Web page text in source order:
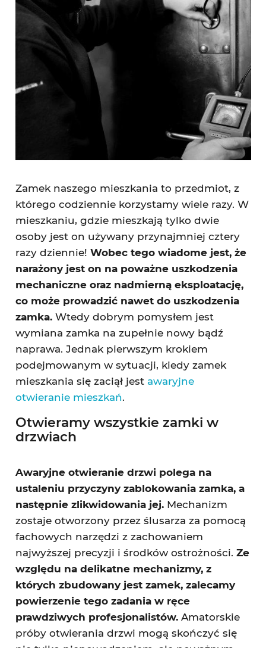
Zamek naszego mieszkania to przedmiot, z
którego codziennie korzystamy wiele razy. W
mieszkaniu, gdzie mieszkają tylko dwie
osoby jest on używany przynajmniej cztery
razy dziennie! Wobec tego wiadome jest, że
narażony jest on na poważne uszkodzenia
mechaniczne oraz nadmierną eksploatację,
co może prowadzić nawet do uszkodzenia
zamka.Wtedy dobrym pomysłem jest
wymiana zamka na zupełnie nowy bądź
naprawa. Jednak pierwszym krokiem
podejmowanym w sytuacji, kiedy zamek
mieszkania się zaciął jest awaryjne
otwieranie mieszkań.
Otwieramy wszystkie zamki w
drzwiach
Awaryjne otwieranie drzwi polega na
ustaleniu przyczyny zablokowania zamka, a
następnie zlikwidowania jej.Mechanizm
zostaje otworzony przez ślusarza za pomocą
fachowych narzędzi z zachowaniem
najwyższej precyzji i środków ostrożności. Ze
względu na delikatne mechanizmy, z
których zbudowany jest zamek, zalecamy
powierzenie tego zadania w ręce
prawdziwych profesjonalistów.Amatorskie
próby otwierania drzwi mogą skończyć się